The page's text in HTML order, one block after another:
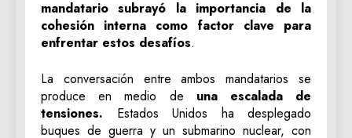
mandatario subrayó la importancia de la
cohesión interna como factor clave para
enfrentar estos desafíos.
La conversación entre ambos mandatarios se
produce en medio de una escalada de
tensiones. Estados Unidos ha desplegado
buques de guerra y un submarino nuclear, con